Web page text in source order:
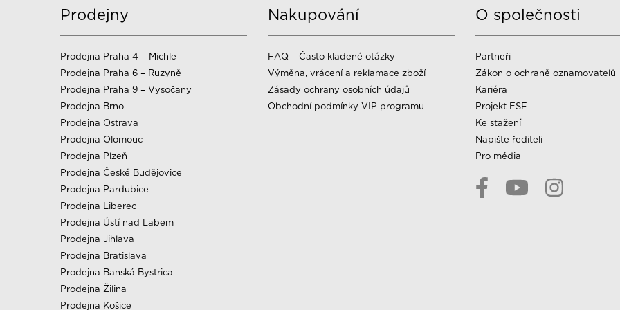
Prodejny
Prodejna Praha 4 – Michle
Prodejna Praha 6 – Ruzyně
Prodejna Praha 9 – Vysočany
Prodejna Brno
Prodejna Ostrava
Prodejna Olomouc
Prodejna Plzeň
Prodejna České Budějovice
Prodejna Pardubice
Prodejna Liberec
Prodejna Ústí nad Labem
Prodejna Jihlava
Prodejna Bratislava
Prodejna Banská Bystrica
Prodejna Žilina
Prodejna Košice
Nakupování
FAQ – Často kladené otázky
Výměna, vrácení a reklamace zboží
Zásady ochrany osobních údajů
Obchodní podmínky VIP programu
O společnosti
Partneři
Zákon o ochraně oznamovatelů
Kariéra
Projekt ESF
Ke stažení
Napište řediteli
Pro média